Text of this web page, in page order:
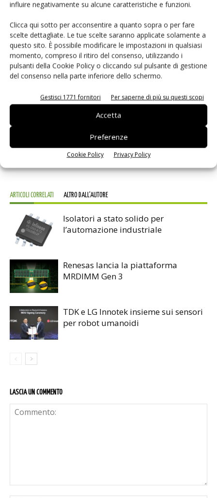
influire negativamente su alcune caratteristiche e funzioni.
Clicca qui sotto per acconsentire a quanto sopra o per fare
scelte dettagliate. Le tue scelte saranno applicate solamente a
questo sito. È possibile modificare le impostazioni in qualsiasi
momento, compreso il ritiro del consenso, utilizzando i
pulsanti della Cookie Policy o cliccando sul pulsante di gestione
del consenso nella parte inferiore dello schermo.
Gestisci 1771 fornitori Per saperne di più su questi scopi
Accetta
Preferenze
Cookie Policy Privacy Policy
rampa può anche essere influenzata dalle attività di risposta a interruzioni
consiste nello sfruttare la funzione sequenza già integrata nel dispositivo
NCP5623, che evita di utilizzare il microcontrollore per il controllo in
tempo reale e riduce il sovraccarico software associato.
Facebook Twitter
ARTICOLI CORRELATI ALTRO DALL'AUTORE
Isolatori a stato solido per
l’automazione industriale
Renesas lancia la piattaforma
MRDIMM Gen 3
TDK e LG Innotek insieme sui sensori
per robot umanoidi
LASCIA UN COMMENTO